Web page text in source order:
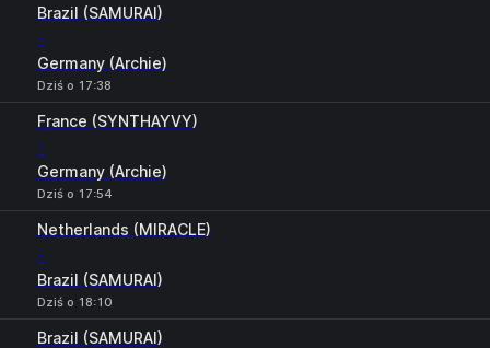
Brazil (SAMURAI)
-
Germany (Archie)
Dziś o 17:38
France (SYNTHAYVY)
-
Germany (Archie)
Dziś o 17:54
Netherlands (MIRACLE)
-
Brazil (SAMURAI)
Dziś o 18:10
Brazil (SAMURAI)